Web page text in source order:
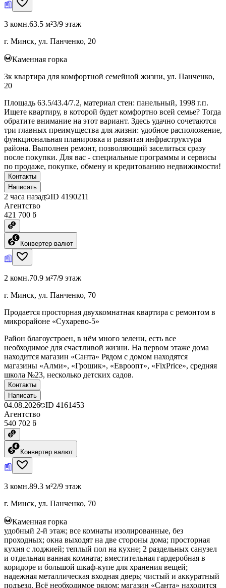
3 комн.63.5 м²3/9 этаж
г. Минск, ул. Панченко, 20
Каменная горка
3к квартира для комфортной семейной жизни, ул. Панченко,
20
Площадь 63.5/43.4/7.2, материал стен: панельный, 1998 г.п.
Ищете квартиру, в которой будет комфортно всей семье? Тогда
обратите внимание на этот вариант. Здесь удачно сочетаются
три главных преимущества для жизни: удобное расположение,
функциональная планировка и развитая инфраструктура
района. Выполнен ремонт, позволяющий заселиться сразу
после покупки. Для вас - специальные программы и сервисы
по продаже, покупке, обмену и кредитованию недвижимости!
Контакты
Написать
2 часа назад ID 4190211
Агентство
421 700 ƃ
Конвертер валют
2 комн.70.9 м²7/9 этаж
г. Минск, ул. Панченко, 70
Продается просторная двухкомнатная квартира с ремонтом в
микрорайоне «Сухарево-5»
Район благоустроен, в нём много зелени, есть все
необходимое для счастливой жизни. На первом этаже дома
находится магазин «Санта» Рядом с домом находятся
магазины «Алми», «Грошик», «Евроопт», «FixPrice», средняя
школа №23, несколько детских садов.
Контакты
Написать
04.08.2026 ID 4161453
Агентство
540 702 ƃ
Конвертер валют
3 комн.89.3 м²2/9 этаж
г. Минск, ул. Панченко, 70
Каменная горка
удобный 2-й этаж; все комнаты изолированные, без
проходных; окна выходят на две стороны дома; просторная
кухня с лоджией; теплый пол на кухне; 2 раздельных санузел
и отдельная ванная комната; вместительная гардеробная в
коридоре и большой шкаф-купе для хранения вещей;
надежная металлическая входная дверь; чистый и аккуратный
подъезд. Всё необходимое рядом: магазин «Санта» находится